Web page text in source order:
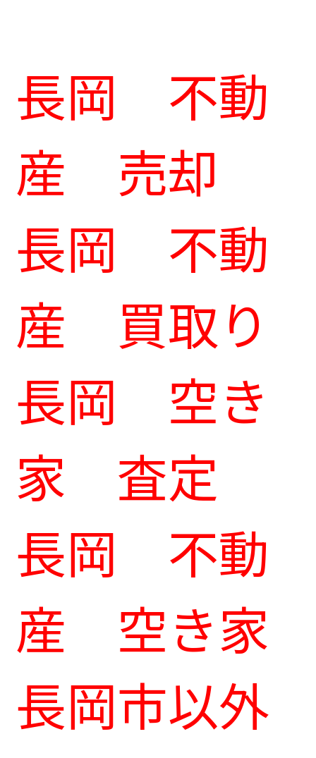
長岡 不動
産 売却
長岡 不動
産 買取り
長岡 空き
家 査定
長岡 不動
産 空き家
長岡市以外